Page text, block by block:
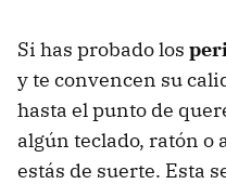
Si has probado los
y te convencen su
hasta el punto de
algún teclado, ratón o
estás de suerte. Esta